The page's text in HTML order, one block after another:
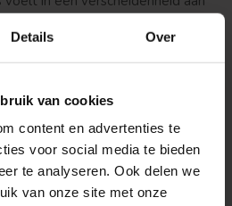
Details Over
van cookies
content en advertenties te
voor social media te bieden
te analyseren. Ook delen we
van onze site met onze
weelderige bladeren en
bignonioides Aurea
catalpa een opvallende keuze.
geven een levendige, zonnige
Het is een soort trompetboom